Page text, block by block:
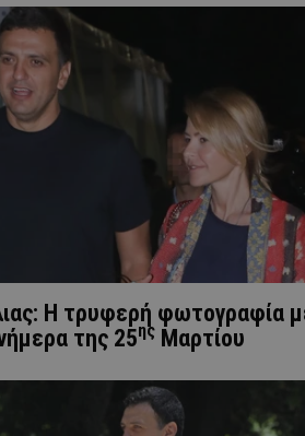
Η τρυφερή φωτογραφία
της 25ης Μαρτίου